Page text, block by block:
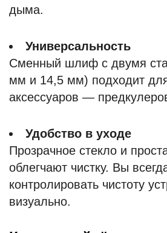
дыма.
Универсальность
Сменный шлиф с двумя
мм и 14,5 мм) подходит
аксессуаров —
Удобство в уходе
Прозрачное стекло и
облегчают чистку. Вы
контролировать чистоту
визуально.